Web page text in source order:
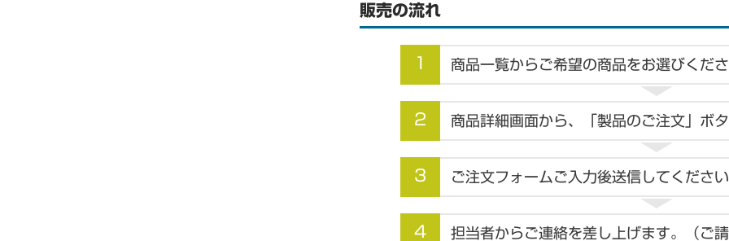
販売の流れ
1 商品一覧からご希望の商品をお選びくださ
2 商品詳細画面から、「製品のご注文」ボ
3 ご注文フォームご入力後送信してください
4 担当者からご連絡を差し上げます。（ご請